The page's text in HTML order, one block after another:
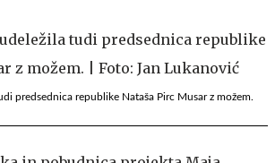
predsednica republike Nataša Pirc Musar z možem.